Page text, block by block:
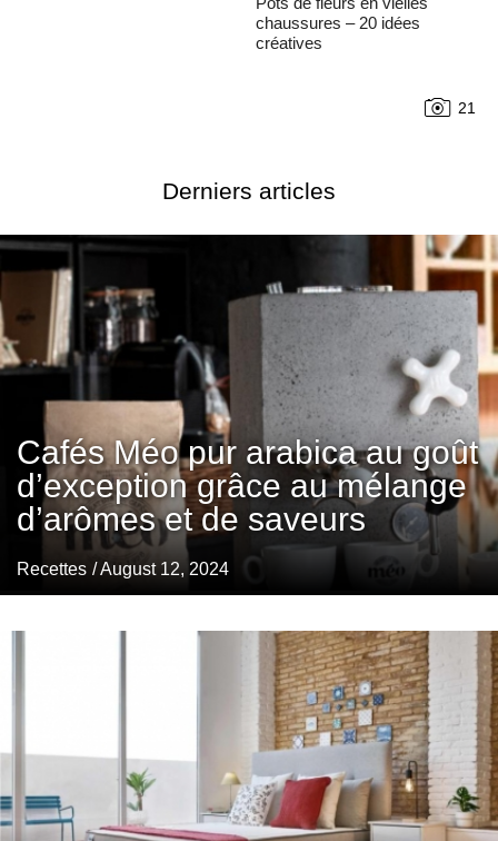
chaussures – 20 idées
créatives
21
Derniers articles
Cafés Méo pur arabica au goût
d’exception grâce au mélange
d’arômes et de saveurs
Recettes / August 12, 2024